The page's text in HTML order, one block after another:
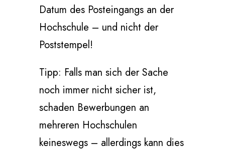
Datum des Posteingangs an der
Hochschule – und nicht der
Poststempel!
Tipp: Falls man sich der Sache
noch immer nicht sicher ist,
schaden Bewerbungen an
mehreren Hochschulen
keineswegs – allerdings kann dies